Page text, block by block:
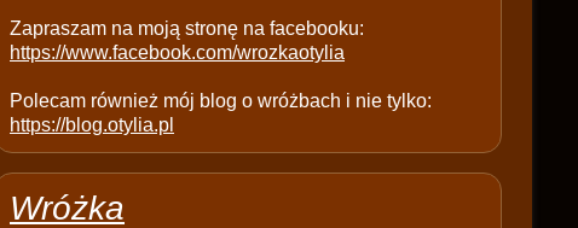
Zapraszam na moją stronę na facebooku:
https://www.facebook.com/wrozkaotylia
Polecam również mój blog o wróżbach i nie tylko:
https://blog.otylia.pl
Wróżka